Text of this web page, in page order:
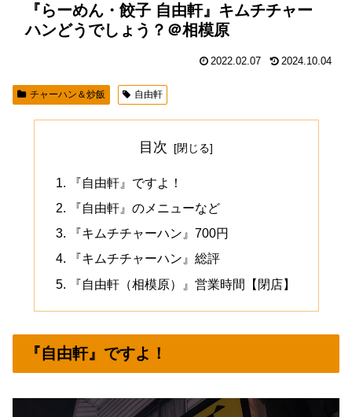
『らーめん・餃子 自由軒』キムチチャー
ハンどうでしょう？＠相模原
2022.02.07 2024.10.04
チャーハン＆炒飯 自由軒
目次
『自由軒』ですよ！
『自由軒』のメニューなど
『キムチチャーハン』700円
『キムチチャーハン』総評
『自由軒（相模原）』営業時間【閉店】
『自由軒』ですよ！